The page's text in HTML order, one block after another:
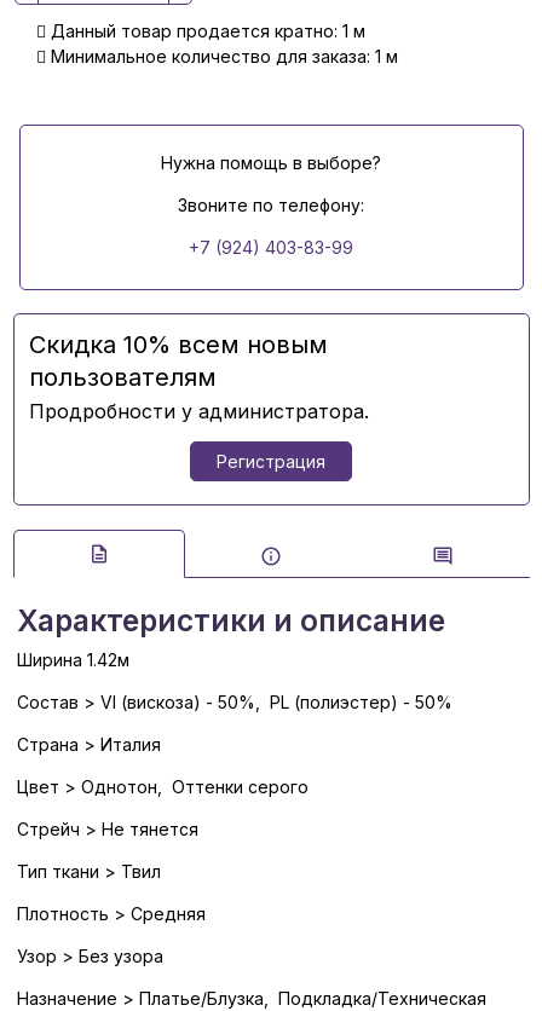
Данный товар продается кратно: 1 м
Минимальное количество для заказа: 1 м
Нужна помощь в выборе?
Звоните по телефону:
+7 (924) 403-83-99
Скидка 10% всем новым
пользователям
Продробности у администратора.
Регистрация
Характеристики и описание
Ширина 1.42м
Состав > VI (вискоза) - 50%, PL (полиэстер) - 50%
Страна > Италия
Цвет > Однотон, Оттенки серого
Стрейч > Не тянется
Тип ткани > Твил
Плотность > Средняя
Узор > Без узора
Назначение > Платье/Блузка, Подкладка/Техническая